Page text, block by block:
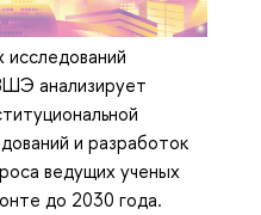
исследований
анализирует
и разработок
ведущих ученых
до 2030 года.